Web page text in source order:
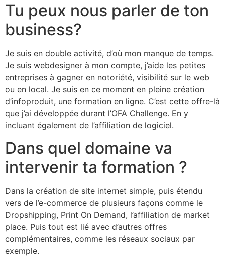
Tu peux nous parler de ton
business?
Je suis en double activité, d’où mon manque de temps.
Je suis webdesigner à mon compte, j’aide les petites
entreprises à gagner en notoriété, visibilité sur le web
ou en local. Je suis en ce moment en pleine création
d’infoproduit, une formation en ligne. C’est cette offre-là
que j’ai développée durant l’OFA Challenge. En y
incluant également de l’affiliation de logiciel.
Dans quel domaine va
intervenir ta formation ?
Dans la création de site internet simple, puis étendu
vers de l’e-commerce de plusieurs façons comme le
Dropshipping, Print On Demand, l’affiliation de market
place. Puis tout est lié avec d’autres offres
complémentaires, comme les réseaux sociaux par
exemple.